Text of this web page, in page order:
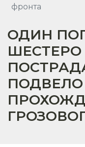
фронта
ОДИН
ШЕСТЕРО
ПОДВЕЛО